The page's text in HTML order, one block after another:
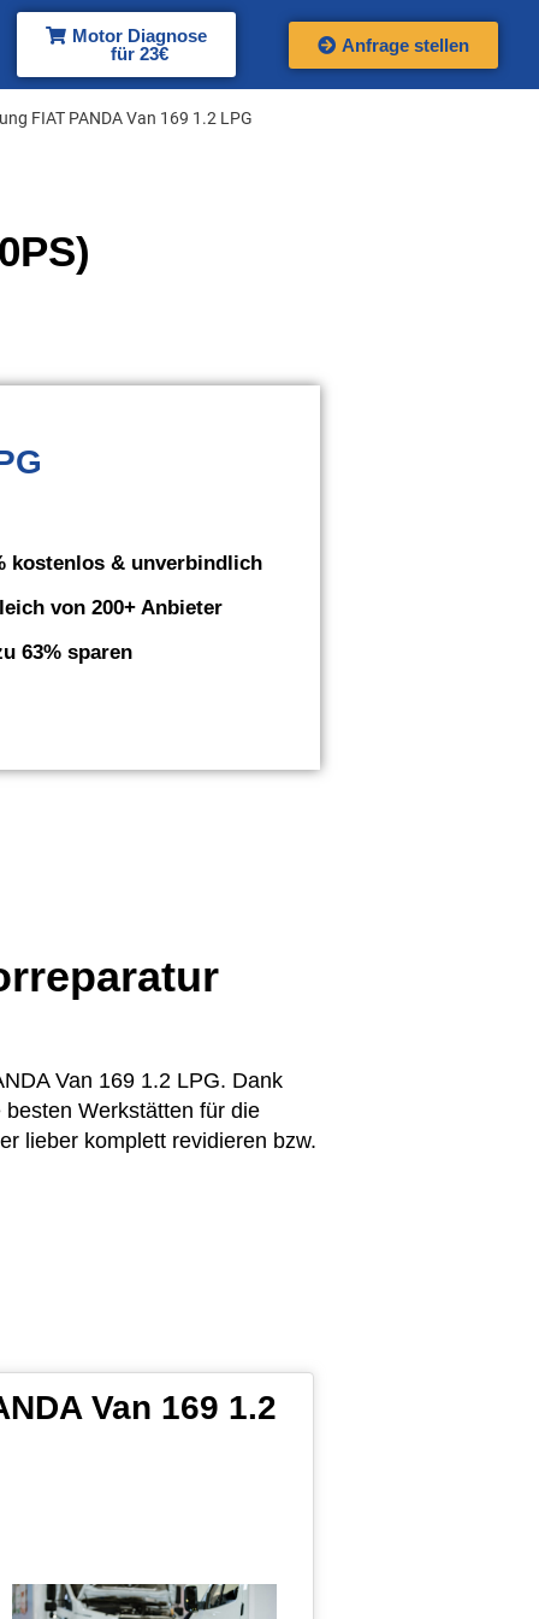
Motor Diagnose
für 23€
Anfrage stellen
FIAT PANDA Van 169 1.2 LPG
kostenlos & unverbindlich
von 200+ Anbieter
63% sparen
Van 169 1.2 LPG. Dank
Werkstätten für die
lieber komplett revidieren bzw.
Van 169 1.2